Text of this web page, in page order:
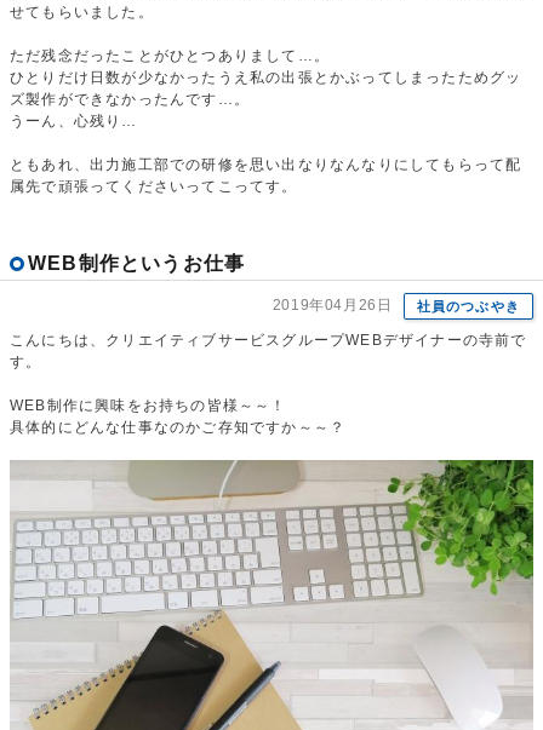
せてもらいました。
ただ残念だったことがひとつありまして…。
ひとりだけ日数が少なかったうえ私の出張とかぶってしまったためグッ
ズ製作ができなかったんです…。
うーん、心残り…
ともあれ、出力施工部での研修を思い出なりなんなりにしてもらって配
属先で頑張ってくださいってこってす。
WEB制作というお仕事
2019年04月26日 社員のつぶやき
こんにちは、クリエイティブサービスグループWEBデザイナーの寺前で
す。
WEB制作に興味をお持ちの皆様～～！
具体的にどんな仕事なのかご存知ですか～～？